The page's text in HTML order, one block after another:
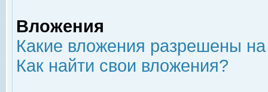
Вложения
Какие вложения разрешены
Как найти свои вложения?